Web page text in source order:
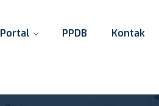
Portal PPDB Kontak